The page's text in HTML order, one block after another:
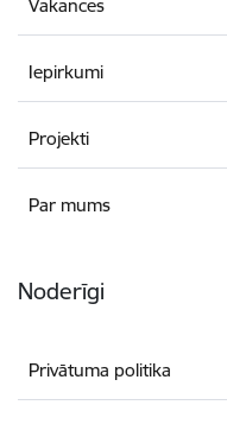
Vakances
Iepirkumi
Projekti
Par mums
Noderīgi
Privātuma politika